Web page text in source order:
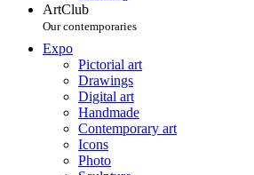
ArtClub
Our contemporaries
Expo
Pictorial art
Drawings
Digital art
Handmade
Contemporary art
Icons
Photo